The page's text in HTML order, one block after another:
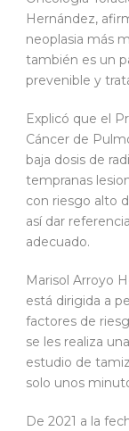
Hernández,
neoplasia más
también es un
prevenible y
Explicó que el
Cáncer de
baja dosis de
tempranas
con riesgo alto
así dar
adecuado.
Marisol Arroyo
está dirigida a
factores de
se les realiza
estudio de
solo unos
De 2021 a la